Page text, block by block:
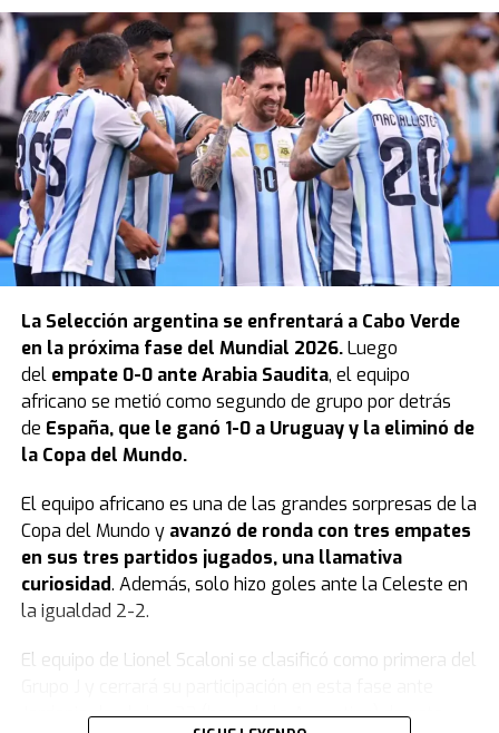
La Selección argentinase enfrentará a Cabo Verde
en la próxima fase del Mundial 2026.Luego
del empate 0-0 ante Arabia Saudita, el equipo
africano se metió como segundo de grupo por detrás
de España, que le ganó 1-0 a Uruguay y la eliminó de
la Copa del Mundo.
El equipo africano es una de las grandes sorpresas de la
Copa del Mundo y avanzó de ronda con tres empates
en sus tres partidos jugados, una llamativa
curiosidad. Además, solo hizo goles ante la Celeste en
la igualdad 2-2.
El equipo de Lionel Scaloni se clasificó como primera del
Jordania desde las 23 (hora de la Argentina) de este